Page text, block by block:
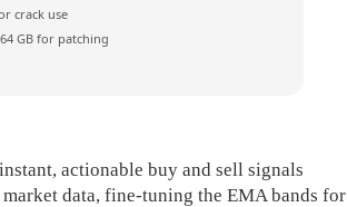
crack use
64 GB for patching
actionable buy and sell signals
data, fine-tuning the EMA bands for